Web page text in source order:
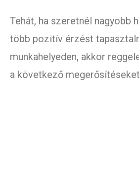
Tehát, ha szeretnél nagyobb
több pozitív érzést
munkahelyeden, akkor
a következő